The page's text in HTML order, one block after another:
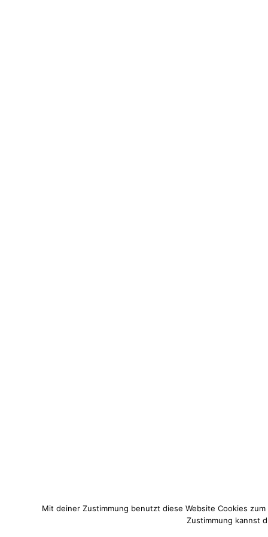
© 2021 Pixi mit Milch. All Rights Reserved. Du hast Fragen zum
Mit deiner Zustimmung benutzt diese Website Cookies
Zustimmung kannst